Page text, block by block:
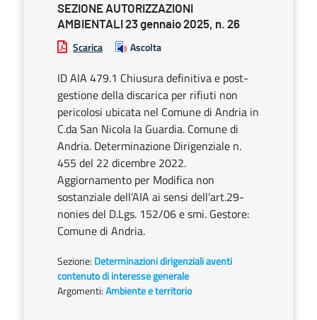
SEZIONE AUTORIZZAZIONI
AMBIENTALI 23 gennaio 2025, n. 26
Scarica Ascolta
ID AIA 479.1 Chiusura definitiva e post-
gestione della discarica per rifiuti non
pericolosi ubicata nel Comune di Andria in
C.da San Nicola la Guardia. Comune di
Andria. Determinazione Dirigenziale n.
455 del 22 dicembre 2022.
Aggiornamento per Modifica non
sostanziale dell’AIA ai sensi dell’art.29-
nonies del D.Lgs. 152/06 e smi. Gestore:
Comune di Andria.
Sezione: Determinazioni dirigenziali aventi
contenuto di interesse generale
Argomenti:Ambiente e territorio